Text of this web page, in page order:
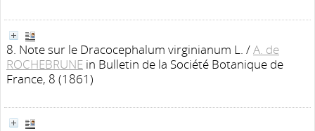
8. Note sur le Dracocephalum virginianum L. /A. de
ROCHEBRUNE in Bulletin de la Société Botanique de
France, 8 (1861)